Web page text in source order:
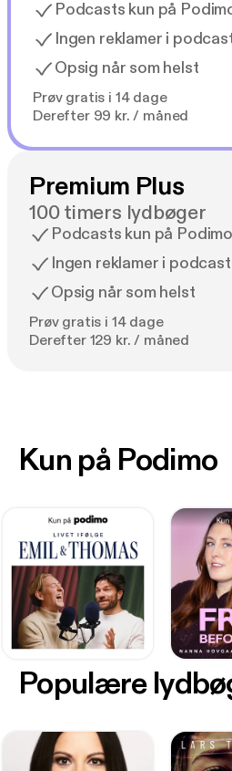
Podcasts kun på
Ingen reklamer i
Opsig når som helst
Prøv gratis i 14 dage
Derefter 99 kr. / måned
Premium Plus
100 timers lydbøger
Podcasts kun på Podimo
Ingen reklamer i
Opsig når som helst
Prøv gratis i 14 dage
Derefter 129 kr. / måned
Kun på Podimo
Populære